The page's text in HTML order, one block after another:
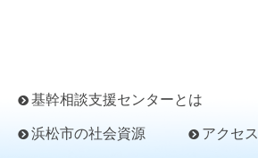
基幹相談支援センターとは
浜松市の社会資源 アクセス